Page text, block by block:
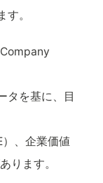
。
タを基に、目
、企業価値
ります。